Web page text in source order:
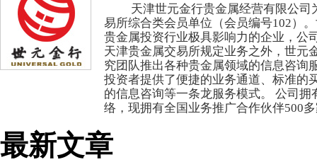
天津世元金行贵金属经营有限公司
易所综合类会员单位（会员编号102）
贵金属投资行业极具影响力的企业，公
天津贵金属交易所规定业务之外，世元
究团队推出各种贵金属领域的信息咨询
投资者提供了便捷的业务通道、标准的
的信息咨询等一条龙服务模式。 公司拥
络，现拥有全国业务推广合作伙伴500
最新文章